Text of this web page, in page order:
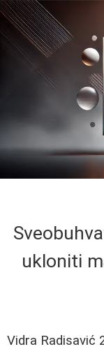
ukloniti
Vidra Radisavić